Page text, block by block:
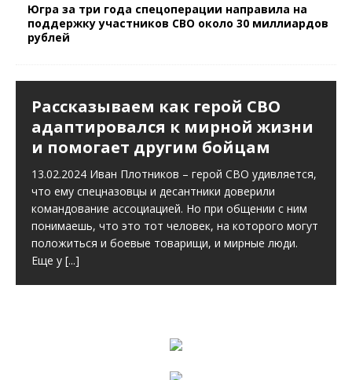
Югра за три года спецоперации направила на
поддержку участников СВО около 30 миллиардов
рублей
Рассказываем как герой СВО
адаптировался к мирной жизни
и помогает другим бойцам
13.02.2024 Иван Плотников – герой СВО удивляется,
что ему спецназовцы и десантники доверили
командование ассоциацией. Но при общении с ним
понимаешь, что это тот человек, на которого могут
положиться и боевые товарищи, и мирные люди.
Еще у [...]